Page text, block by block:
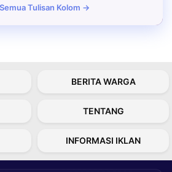
Tulisan Kolom →
BERITA WARGA
TENTANG
INFORMASI IKLAN